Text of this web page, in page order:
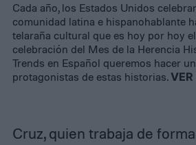
Cada año, los Estados Unidos
comunidad latina e hispanohablante
telaraña cultural que es hoy por hoy
celebración del Mes de la Herencia
Trends en Español queremos hacer
protagonistas de estas historias.
Cruz, quien trabaja de